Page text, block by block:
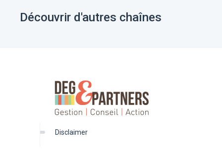
Découvrir d'autres chaînes
disclaimer